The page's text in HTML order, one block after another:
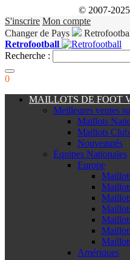
© 2007-
S'inscrire Mon compte
Changer de Pays
Retrofootball
Recherche :
0
MAILLOTS DE FOOT
Meilleures ventes
Maillots
Maillots
Nouveautés
Équipes Nationales
Europe
Amériques